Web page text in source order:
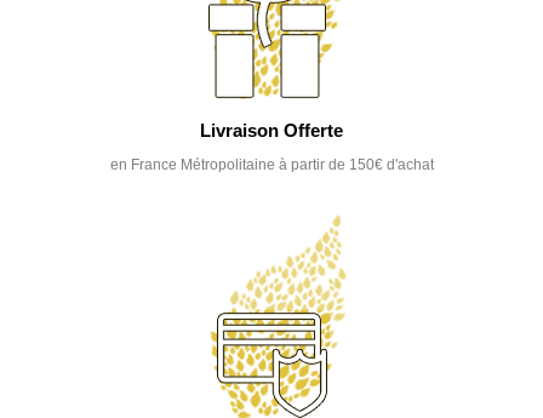
Livraison Offerte
en France Métropolitaine à partir de 150€ d'achat